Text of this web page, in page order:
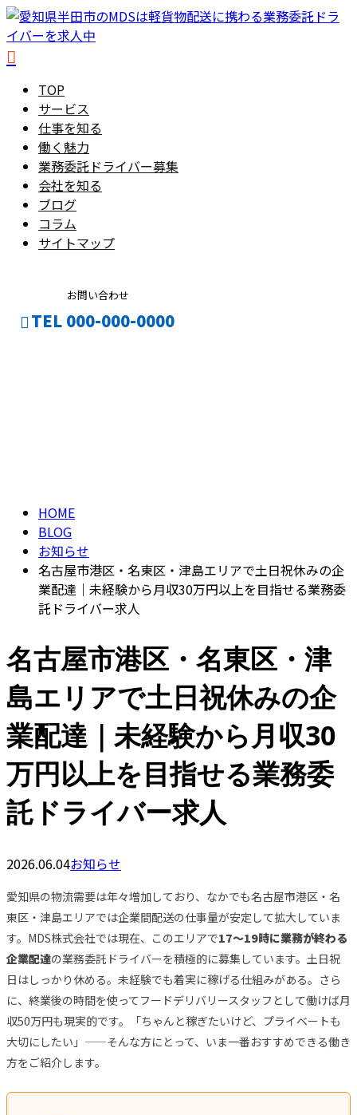
TOP
サービス
仕事を知る
働く魅力
業務委託ドライバー募集
会社を知る
ブログ
コラム
サイトマップ
お問い合わせ
TEL 000-000-0000
HOME
BLOG
お知らせ
名古屋市港区・名東区・津島エリアで土日祝休みの企
業配達｜未経験から月収30万円以上を目指せる業務委
託ドライバー求人
名古屋市港区・名東区・津
島エリアで土日祝休みの企
業配達｜未経験から月収30
万円以上を目指せる業務委
託ドライバー求人
2026.06.04お知らせ
愛知県の物流需要は年々増加しており、なかでも名古屋市港区・名
東区・津島エリアでは企業間配送の仕事量が安定して拡大していま
す。MDS株式会社では現在、このエリアで17〜19時に業務が終わる
企業配達の業務委託ドライバーを積極的に募集しています。土日祝
日はしっかり休める。未経験でも着実に稼げる仕組みがある。さら
に、終業後の時間を使ってフードデリバリースタッフとして働けば月
収50万円も現実的です。「ちゃんと稼ぎたいけど、プライベートも
大切にしたい」——そんな方にとって、いま一番おすすめできる働き
方をご紹介します。